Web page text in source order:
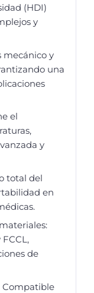
(HDI)
y
mecánico y
una
el
y
total del
en
de
Compatible